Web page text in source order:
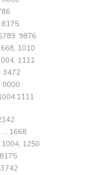
9876
1010
1111
3472
1668
1250